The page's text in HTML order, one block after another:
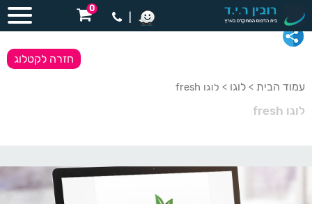
0
עמוד הבית > לוגו > לוגו fresh
לוגו fresh
חזרה לקטלוג